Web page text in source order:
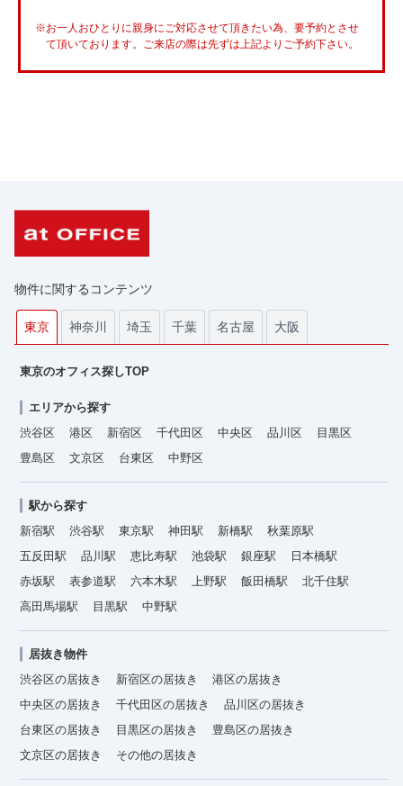
※お一人おひとりに親身にご対応させて頂きたい為、要予約とさせ
て頂いております。ご来店の際は先ずは上記よりご予約下さい。
物件に関するコンテンツ
東京 神奈川 埼玉 千葉 名古屋 大阪
東京のオフィス探しTOP
エリアから探す
渋谷区
港区 新宿区 千代田区 中央区 品川区
目黒区
豊島区
文京区 台東区 中野区
駅から探す
新宿駅
渋谷駅 東京駅 神田駅 新橋駅
秋葉原駅
五反田駅
品川駅 恵比寿駅 池袋駅 銀座駅
日本橋駅
赤坂駅
表参道駅 六本木駅 上野駅 飯田橋駅
北千住駅
高田馬場駅
目黒駅 中野駅
居抜き物件
渋谷区の居抜き
新宿区の居抜き
港区の居抜き
中央区の居抜き
千代田区の居抜き
品川区の居抜き
台東区の居抜き
目黒区の居抜き
豊島区の居抜き
文京区の居抜き
その他の居抜き